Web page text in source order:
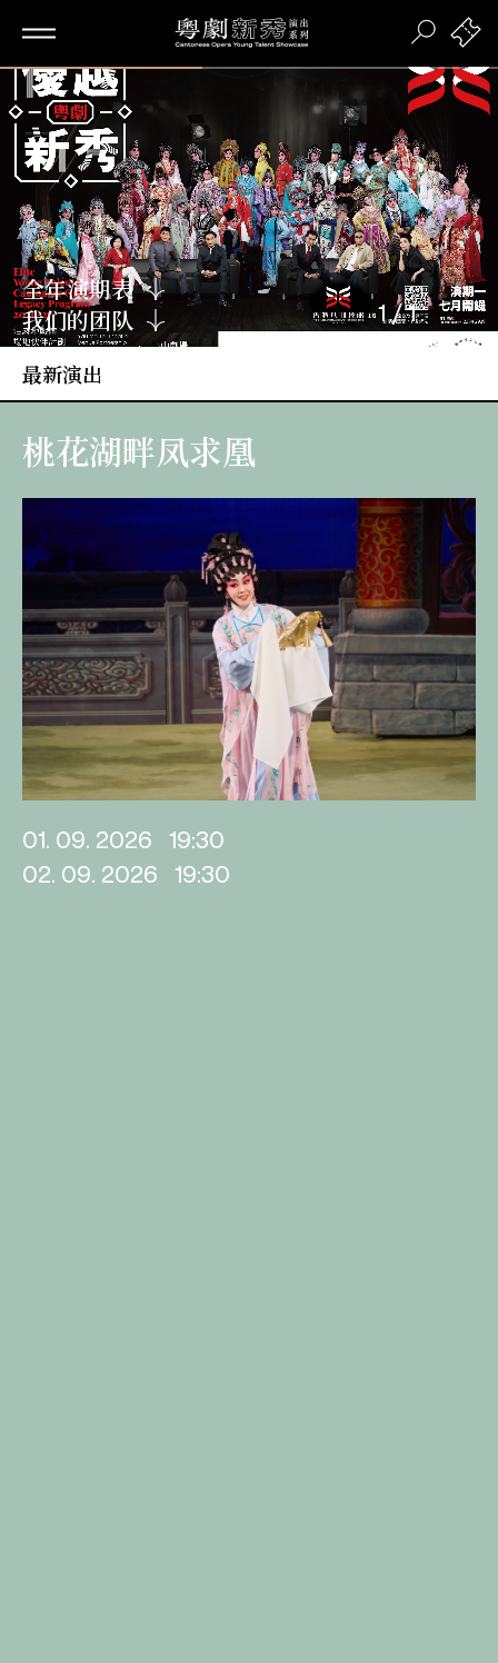
Loaded
100.00%
1 /1
全年演期表
我们的团队
最新演出
桃花湖畔凤求凰
01. 09. 2026
19:30
02. 09. 2026
19:30